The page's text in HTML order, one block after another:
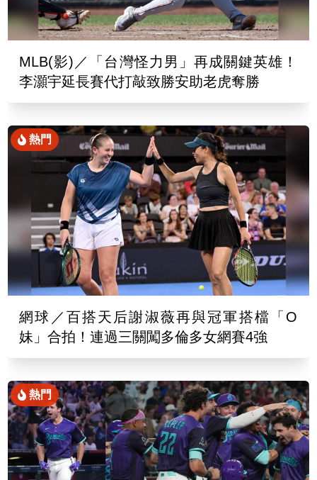
MLB(影)／「台灣怪力男」再成關鍵英雄！
李灝宇延長賽代打敲致勝安助老虎奪勝
熱門
網球／百搭天后謝淑薇再與冠軍搭檔「O
妹」合拍！連過三關闖多倫多女網賽4強
熱門